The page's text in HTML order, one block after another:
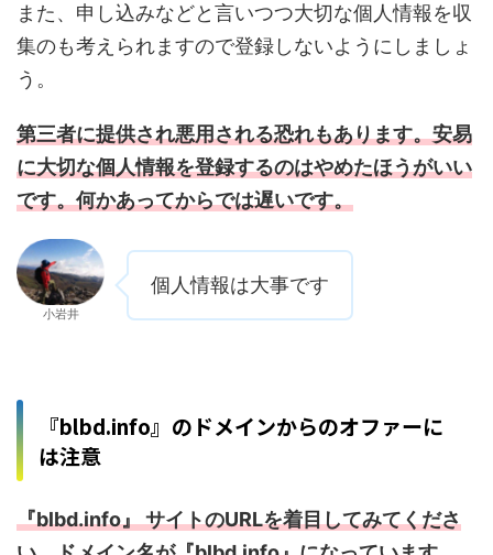
また、申し込みなどと言いつつ大切な個人情報を収
集のも考えられますので登録しないようにしましょ
う。
第三者に提供され悪用される恐れもあります。安易
に大切な個人情報を登録するのはやめたほうがいい
です。何かあってからでは遅いです。
小岩井
個人情報は大事です
『blbd.info』のドメインからのオファーに
は注意
『blbd.info』 サイトのURLを着目してみてくださ